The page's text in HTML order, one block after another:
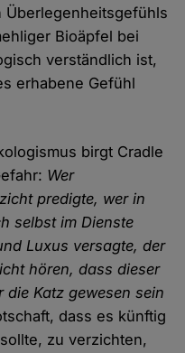
Überlegenheitsgefühls
Bioäpfel bei
verständlich ist,
erhabene Gefühl
birgt Cradle
Wer
predigte, wer in
selbst im Dienste
Luxus versagte, der
hören, dass dieser
Katz gewesen sein
dass es künftig
zu verzichten,